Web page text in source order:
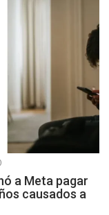
a Meta pagar
causados a